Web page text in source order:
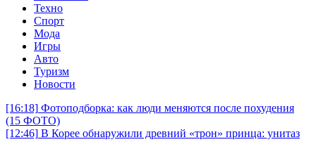
Техно
Спорт
Мода
Игры
Авто
Туризм
Новости
[16:18] Фотоподборка: как люди меняются после похудения
(15 ФОТО)
[12:46] В Корее обнаружили древний «трон» принца: унитаз